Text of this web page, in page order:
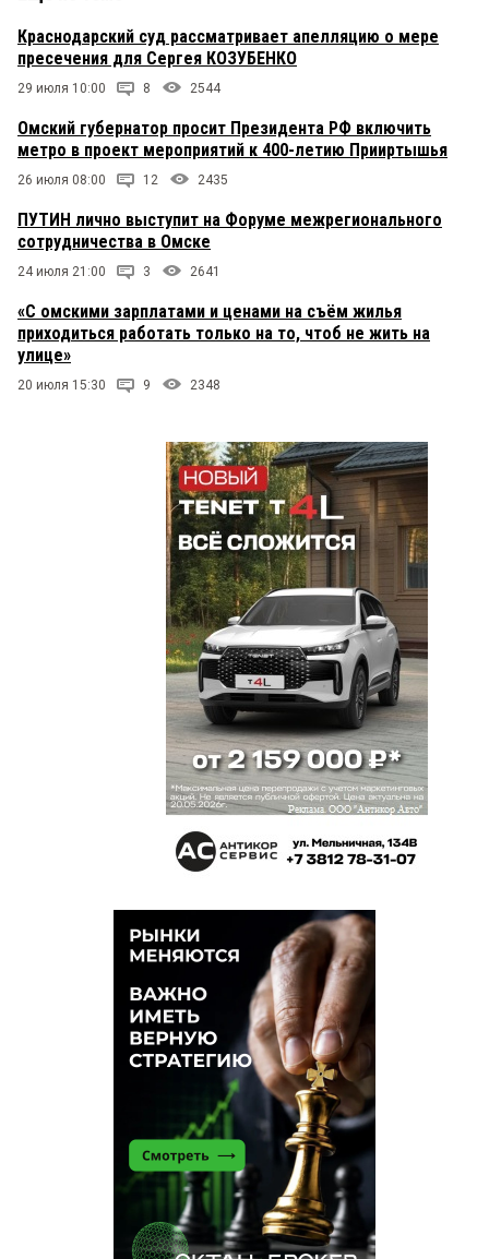
Краснодарский суд рассматривает апелляцию о мере
пресечения для Сергея КОЗУБЕНКО
29 июля 10:00 8 2544
Омский губернатор просит Президента РФ включить
метро в проект мероприятий к 400-летию Прииртышья
26 июля 08:00 12 2435
ПУТИН лично выступит на Форуме межрегионального
сотрудничества в Омске
24 июля 21:00 3 2641
«С омскими зарплатами и ценами на съём жилья
приходиться работать только на то, чтоб не жить на
улице»
20 июля 15:30 9 2348